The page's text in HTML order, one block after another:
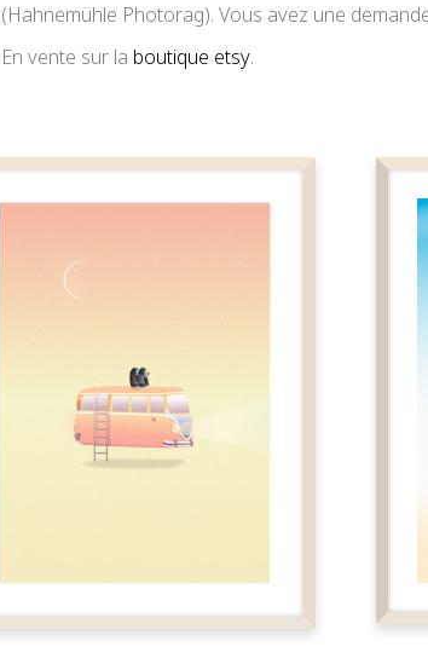
(Hahnemühle Photorag). Vous avez une
En vente sur la boutique etsy.